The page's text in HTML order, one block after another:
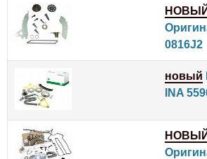
НОВЫЙ
0816J2
новый
INA
НОВЫЙ